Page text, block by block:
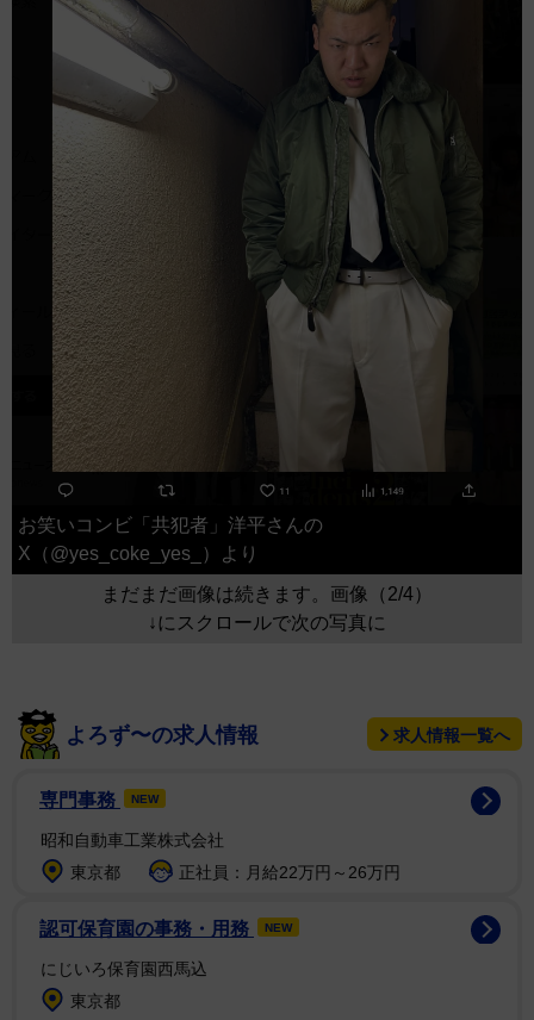
お笑いコンビ「共犯者」洋平さんの
X（@yes_coke_yes_）より
まだまだ画像は続きます。画像（2/4）
↓にスクロールで次の写真に
よろず〜の求人情報 求人情報一覧へ
専門事務 NEW
昭和自動車工業株式会社
東京都
正社員：月給22万円～26万円
認可保育園の事務・用務 NEW
にじいろ保育園西馬込
東京都